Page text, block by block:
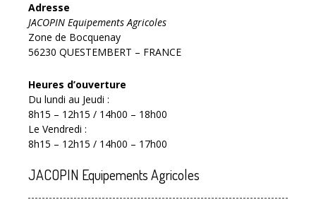
Adresse
JACOPIN Equipements Agricoles
Zone de Bocquenay
56230 QUESTEMBERT – FRANCE
Heures d’ouverture
Du lundi au Jeudi :
8h15 – 12h15 / 14h00 – 18h00
Le Vendredi :
8h15 – 12h15 / 14h00 – 17h00
JACOPIN Equipements Agricoles